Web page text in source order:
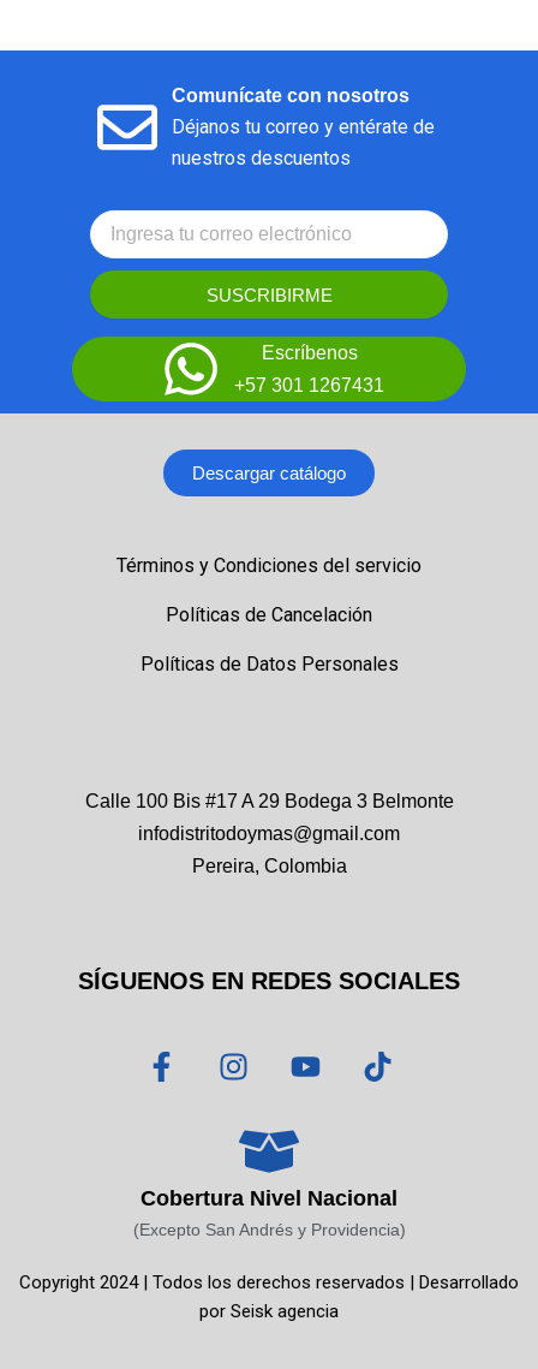
Comunícate con nosotros
Déjanos tu correo y entérate de
nuestros descuentos
SUSCRIBIRME
Escríbenos
+57 301 1267431
Descargar catálogo
Términos y Condiciones del servicio
Políticas de Cancelación
Políticas de Datos Personales
Calle 100 Bis #17 A 29 Bodega 3 Belmonte
infodistritodoymas@gmail.com
Pereira, Colombia
SÍGUENOS EN REDES SOCIALES
F
a
o
o
-
I
n
t
a
g
r
m
Y
o
b
e
T
i
k
Cobertura Nivel Nacional
(Excepto San Andrés y Providencia)
Copyright 2024 | Todos los derechos reservados | Desarrollado
por Seisk agencia